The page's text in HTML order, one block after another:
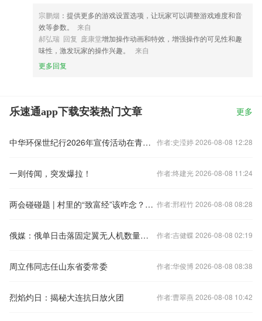
宗鹏烟 ：提供更多的游戏设置选项，让玩家可以调整游戏难度和音
效等参数。
来自
郝弘瑞 回复 庞康堂增加操作动画和特效，增强操作的可见性和趣
味性，激发玩家的操作兴趣。
来自
更多回复
乐速通app下载安装热门文章 更多
中华环保世纪行2026年宣传活动在青海启动 作者:史滢婷 2026-08-08 12:28
一则传闻，突发爆拉！ 作者:终建光 2026-08-08 11:24
两会碰碰题 | 村里的“致富经”该咋念？听听他们怎么说 作者:邢程竹 2026-08-08 08:28
俄媒：俄单日击落固定翼无人机数量创纪录 作者:吉健蝶 2026-08-08 02:19
周立伟同志任山东省委常委 作者:华俊博 2026-08-08 08:38
烈焰灼日：揭秘大连抗日放火团 作者:曹翠燕 2026-08-08 10:42